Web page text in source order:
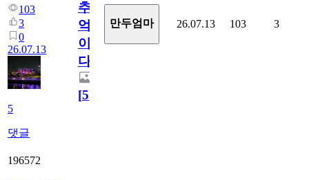
103
3
0
26.07.13
5
댓글
추
억
이
다.
[5]
만두엄마 26.07.13 103 3
196572